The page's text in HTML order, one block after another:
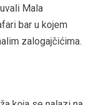
Mala
bar u kojem
zalogajčićima.